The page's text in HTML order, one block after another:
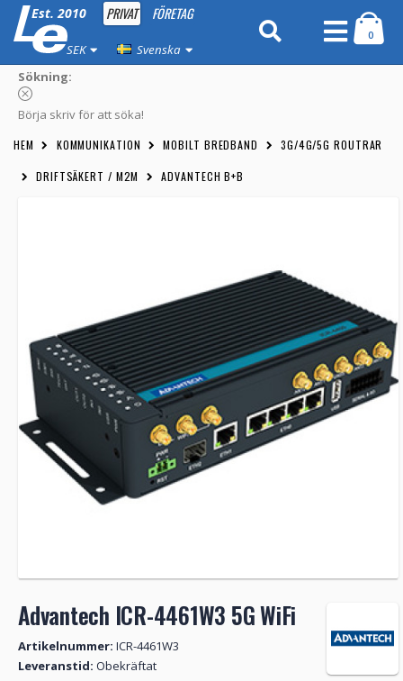
Est. 2010 PRIVAT FÖRETAG
SEK Svenska
0
Sökning:
Börja skriv för att söka!
HEM KOMMUNIKATION MOBILT BREDBAND 3G/4G/5G ROUTRAR
DRIFTSÄKERT / M2M ADVANTECH B+B
Advantech ICR-4461W3 5G WiFi
Artikelnummer: ICR-4461W3
Leveranstid: Obekräftat